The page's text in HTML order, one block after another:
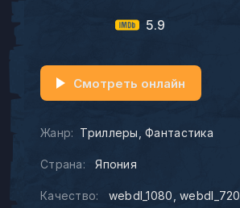
5.9
Жанр: Триллеры Фантастика
Страна: Япония
Качество: webdl_1080 webdl_720
Смотреть онлайн